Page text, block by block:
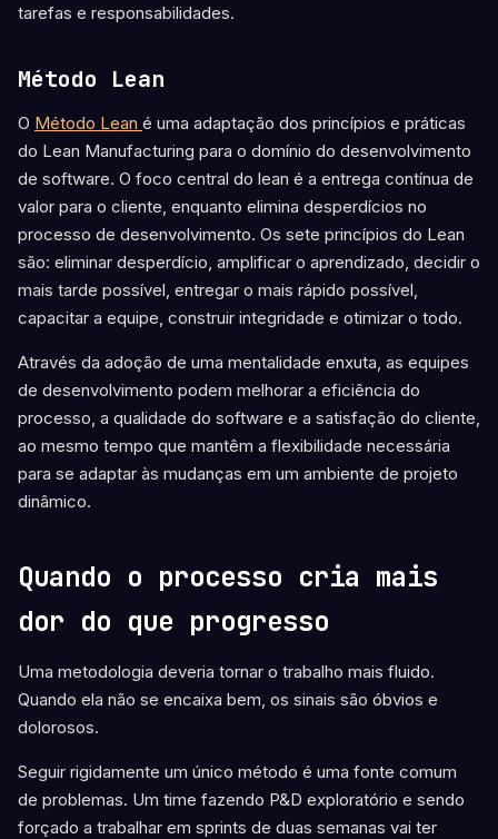
tarefas e responsabilidades.
Método Lean
O Método Lean é uma adaptação dos princípios e práticas
do Lean Manufacturing para o domínio do desenvolvimento
de software. O foco central do lean é a entrega contínua de
valor para o cliente, enquanto elimina desperdícios no
processo de desenvolvimento. Os sete princípios do Lean
são: eliminar desperdício, amplificar o aprendizado, decidir o
mais tarde possível, entregar o mais rápido possível,
capacitar a equipe, construir integridade e otimizar o todo.
Através da adoção de uma mentalidade enxuta, as equipes
de desenvolvimento podem melhorar a eficiência do
processo, a qualidade do software e a satisfação do cliente,
ao mesmo tempo que mantêm a flexibilidade necessária
para se adaptar às mudanças em um ambiente de projeto
dinâmico.
Quando o processo cria mais
dor do que progresso
Uma metodologia deveria tornar o trabalho mais fluido.
Quando ela não se encaixa bem, os sinais são óbvios e
dolorosos.
Seguir rigidamente um único método é uma fonte comum
de problemas. Um time fazendo P&D exploratório e sendo
forçado a trabalhar em sprints de duas semanas vai ter